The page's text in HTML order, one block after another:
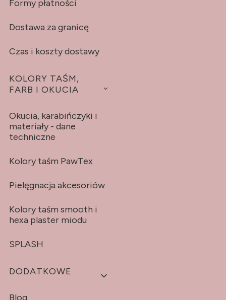
Formy płatności
Dostawa za granicę
Czas i koszty dostawy
KOLORY TAŚM,
FARB I OKUCIA
Okucia, karabińczyki i
materiały - dane
techniczne
Kolory taśm PawTex
Pielęgnacja akcesoriów
Kolory taśm smooth i
hexa plaster miodu
SPLASH
DODATKOWE
Blog